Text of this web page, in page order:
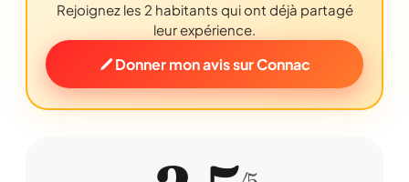
Rejoignez les 2 habitants qui ont déjà partagé
leur expérience.
Donner mon avis sur Connac